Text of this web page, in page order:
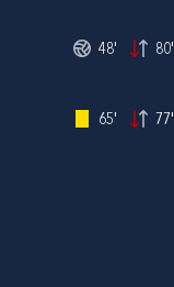
48' 80'
65' 77'